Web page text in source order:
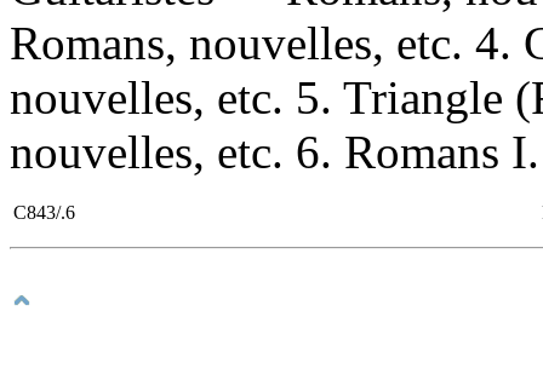
Romans, nouvelles, etc.
nouvelles, etc. 5. Triangle
nouvelles, etc. 6. Romans
C843/.6